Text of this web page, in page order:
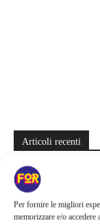
Per fornire le migliori
memorizzare e/o
Articoli recenti
La bocca del
nuovo survival
La paura